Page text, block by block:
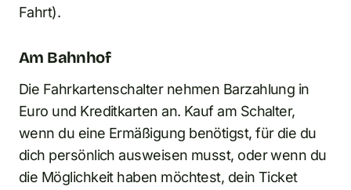
Fahrt).
Am Bahnhof
Die Fahrkartenschalter nehmen Barzahlung in
Euro und Kreditkarten an. Kauf am Schalter,
wenn du eine Ermäßigung benötigst, für die du
dich persönlich ausweisen musst, oder wenn du
die Möglichkeit haben möchtest, dein Ticket